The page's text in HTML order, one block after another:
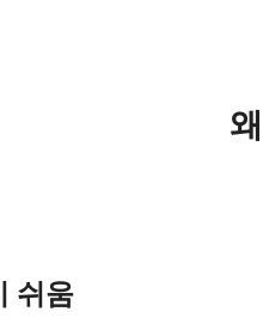
쉬움